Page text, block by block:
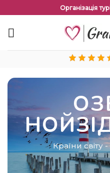
змісту
Організація
ОЗЕРО
Країни світу-